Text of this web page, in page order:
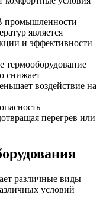
промышленности
является
и эффективности
термооборудование
снижает
воздействие на
перегрев или
различные виды
условий